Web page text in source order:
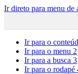
Ir direto para menu de
Ir para o
Ir para o menu 2
Ir para a busca 3
Ir para o rodapé